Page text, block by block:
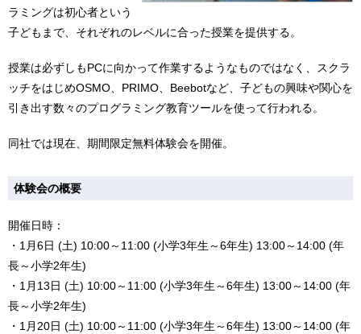
ラミングは初心者という
子どもまで、それぞれのレベルに合った授業を提供する。
授業は必ずしもPCに向かって作業するようなものではなく、スクラ
ッチをはじめOSMO、PRIMO、Beebotなど、子どもの興味や関心を
引き出す数々のプログラミング教育ツールを使って行われる。
同社では現在、期間限定無料体験会を開催。
体験会の概要
開催日時：
・1月6日 (土) 10:00～11:00 (小学3年生～6年生) 13:00～14:00 (年
長～小学2年生)
・1月13日 (土) 10:00～11:00 (小学3年生～6年生) 13:00～14:00 (年
長～小学2年生)
・1月20日 (土) 10:00～11:00 (小学3年生～6年生) 13:00～14:00 (年